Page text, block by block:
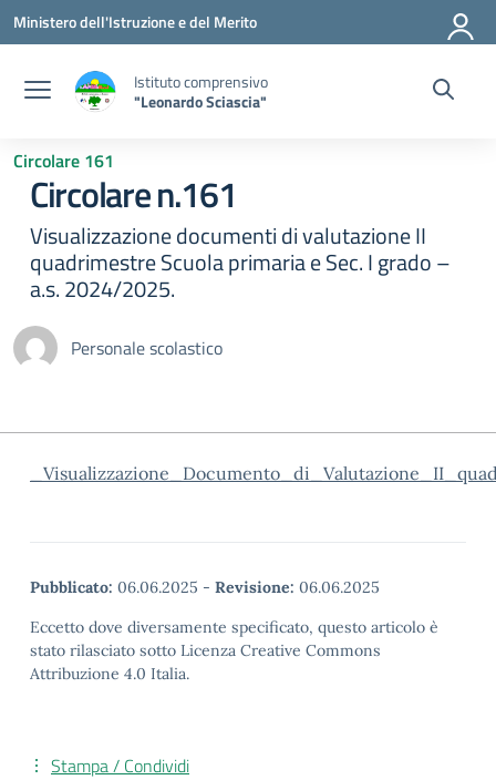
Vai ai contenuti
Vai al menu di navigazione
Vai al footer
Ministero dell'Istruzione e del Merito
Istituto comprensivo
"Leonardo Sciascia"
Circolare 161
Circolare n.161
Visualizzazione documenti di valutazione II
quadrimestre Scuola primaria e Sec. I grado –
a.s. 2024/2025.
Personale scolastico
Pubblicato: 06.06.2025 - Revisione: 06.06.2025
Eccetto dove diversamente specificato, questo articolo è
stato rilasciato sotto Licenza Creative Commons
Attribuzione 4.0 Italia.
Stampa / Condividi